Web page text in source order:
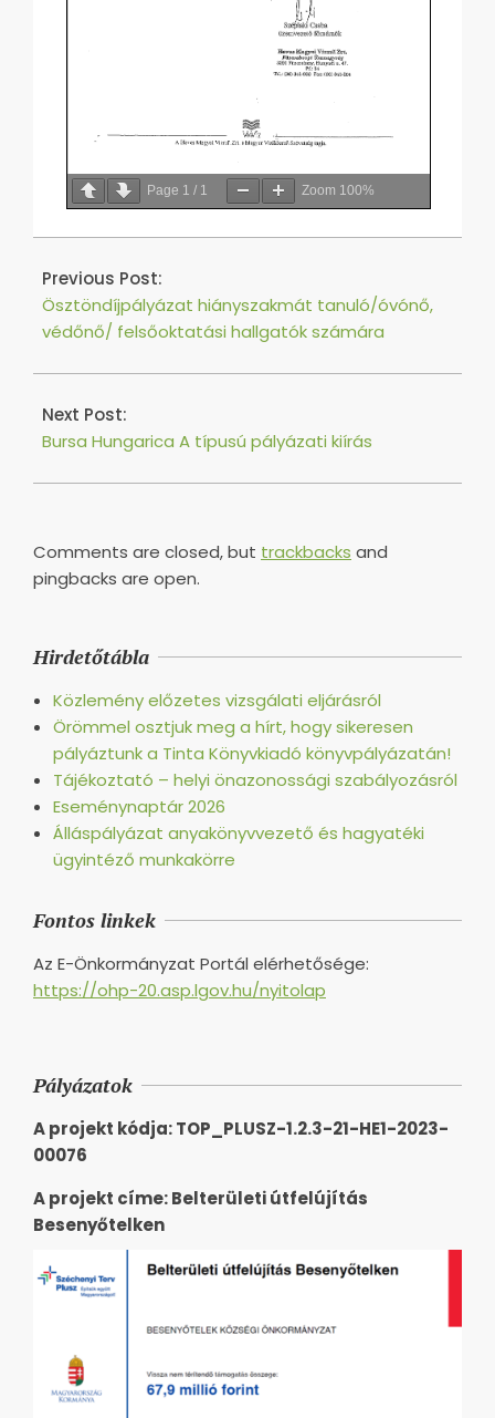
Page 1 / 1 Zoom 100%
2018-
05
Previous Post:
Ösztöndíjpályázat hiányszakmát tanuló/óvónő,
védőnő/ felsőoktatási hallgatók számára
Next Post:
Bursa Hungarica A típusú pályázati kiírás
Comments are closed, but trackbacks and
pingbacks are open.
Hirdetőtábla
Közlemény előzetes vizsgálati eljárásról
Örömmel osztjuk meg a hírt, hogy sikeresen
pályáztunk a Tinta Könyvkiadó könyvpályázatán!
Tájékoztató – helyi önazonossági szabályozásról
Eseménynaptár 2026
Álláspályázat anyakönyvvezető és hagyatéki
ügyintéző munkakörre
Fontos linkek
Az E-Önkormányzat Portál elérhetősége:
https://ohp-20.asp.lgov.hu/nyitolap
Pályázatok
A projekt kódja: TOP_PLUSZ-1.2.3-21-HE1-2023-
00076
A projekt címe: Belterületi útfelújítás
Besenyőtelken